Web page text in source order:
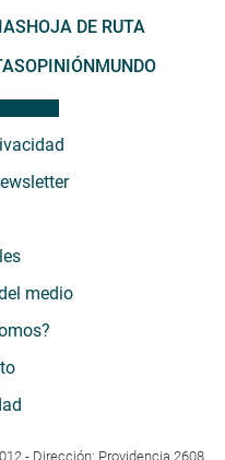
HOJA DE RUTA
OPINIÓN MUNDO
medio
- Dirección: Providencia 2608,